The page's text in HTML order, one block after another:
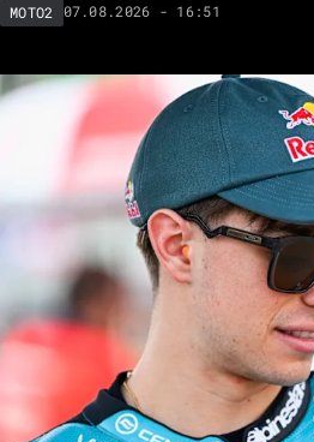
MOTO2 07.08.2026 - 16:51